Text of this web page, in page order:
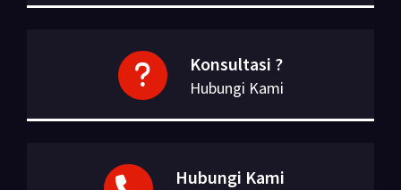
Konsultasi ?
Hubungi Kami
Hubungi Kami